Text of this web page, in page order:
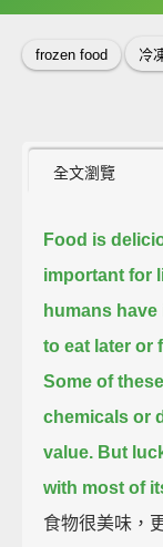
frozen food 冷
全文瀏覽
Food is
important for
humans
to eat later or
Some of
chemicals or
value. But
with most of
食物很美味，